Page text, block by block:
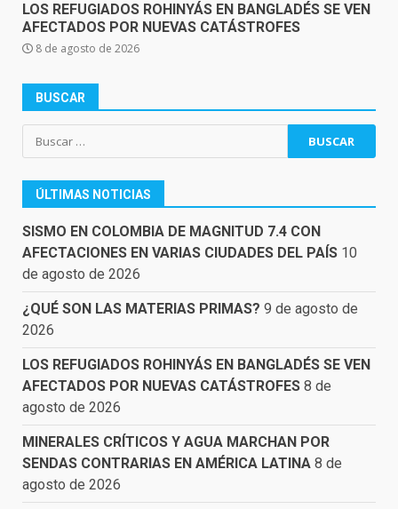
LOS REFUGIADOS ROHINYÁS EN BANGLADÉS SE VEN
AFECTADOS POR NUEVAS CATÁSTROFES
8 de agosto de 2026
BUSCAR
Buscar:
ÚLTIMAS NOTICIAS
SISMO EN COLOMBIA DE MAGNITUD 7.4 CON
AFECTACIONES EN VARIAS CIUDADES DEL PAÍS 10
de agosto de 2026
¿QUÉ SON LAS MATERIAS PRIMAS? 9 de agosto de
2026
LOS REFUGIADOS ROHINYÁS EN BANGLADÉS SE VEN
AFECTADOS POR NUEVAS CATÁSTROFES 8 de
agosto de 2026
MINERALES CRÍTICOS Y AGUA MARCHAN POR
SENDAS CONTRARIAS EN AMÉRICA LATINA 8 de
agosto de 2026